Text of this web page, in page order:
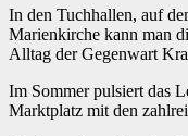
In den Tuchhallen, auf
Marienkirche kann man
Alltag der Gegenwart
Im Sommer pulsiert das
Marktplatz mit den